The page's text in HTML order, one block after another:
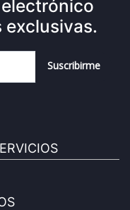
exclusivas.
Suscribirme